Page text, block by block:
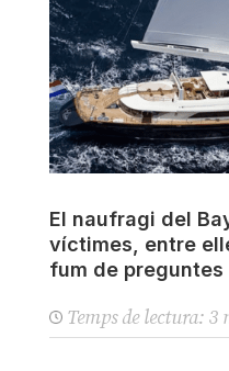
El naufragi del
víctimes, entre
fum de preguntes
Temps de lectura: 3